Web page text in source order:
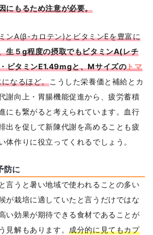
にもるため注意が必要。
ンA(β-カロテン)とビタミンEを豊富に
生５g程度の摂取でもビタミンA(レチ
ビタミンE1.49mgと、Mサイズのトマ
なるほど。こうした栄養価と補給とカ
謝向上・胃腸機能促進から、疲労蓄積
にも繋がると考えられています。血行
出を促して新陳代謝を高めることも疲
体作りに役立ってくれるでしょう。
防に
言うと暑い地域で使われることの多い
が栽培に適していたと言うだけではな
い効果が期待できる食材であることが
見解もあります。成分的に見てもカプ